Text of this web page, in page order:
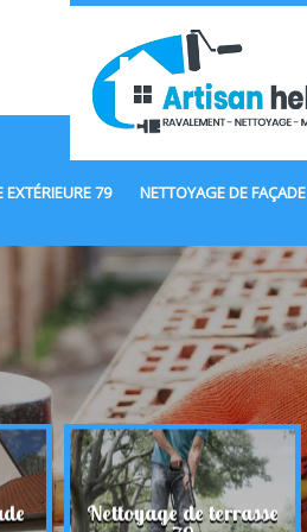
EXTÉRIEURE 79 NETTOYAGE DE FAÇADE
Nettoyage de terrasse